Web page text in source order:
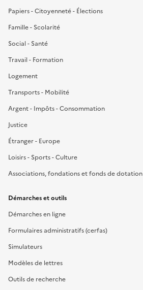
Papiers - Citoyenneté - Élections
Famille - Scolarité
Social - Santé
Travail - Formation
Logement
Transports - Mobilité
Argent - Impôts - Consommation
Justice
Étranger - Europe
Loisirs - Sports - Culture
Associations, fondations et fonds de dotation
Démarches et outils
Démarches en ligne
Formulaires administratifs (cerfas)
Simulateurs
Modèles de lettres
Outils de recherche